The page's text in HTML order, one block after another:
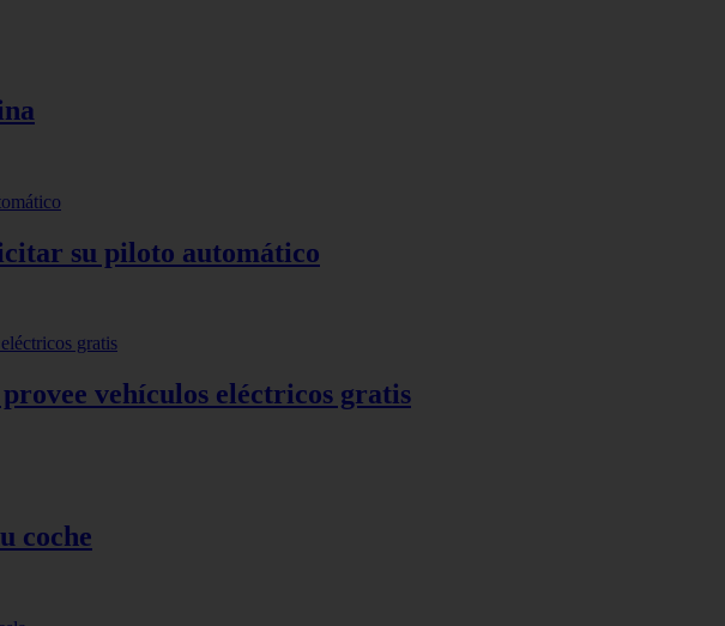
su piloto automático
vehículos eléctricos gratis
coche